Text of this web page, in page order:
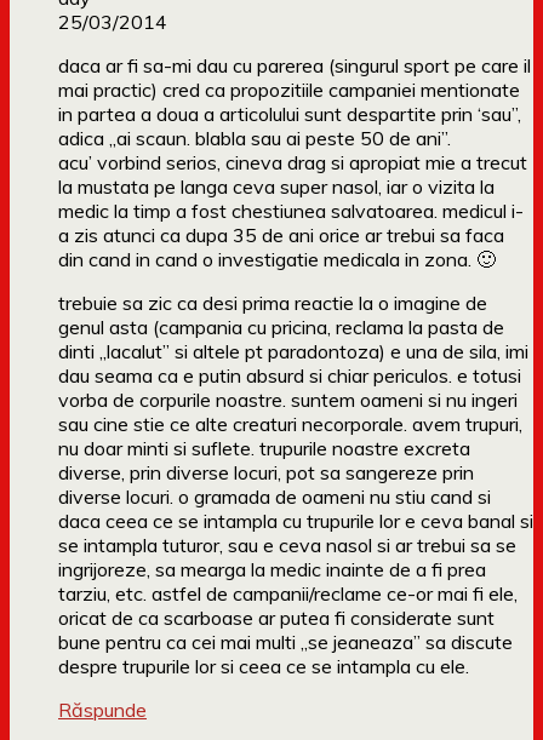
25/03/2014
daca ar fi sa-mi dau cu parerea (singurul sport pe care il
mai practic) cred ca propozitiile campaniei mentionate
in partea a doua a articolului sunt despartite prin ‘sau”,
adica „ai scaun. blabla sau ai peste 50 de ani”.
acu’ vorbind serios, cineva drag si apropiat mie a trecut
la mustata pe langa ceva super nasol, iar o vizita la
medic la timp a fost chestiunea salvatoarea. medicul i-
a zis atunci ca dupa 35 de ani orice ar trebui sa faca
din cand in cand o investigatie medicala in zona. 🙂
trebuie sa zic ca desi prima reactie la o imagine de
genul asta (campania cu pricina, reclama la pasta de
dinti „lacalut” si altele pt paradontoza) e una de sila, imi
dau seama ca e putin absurd si chiar periculos. e totusi
vorba de corpurile noastre. suntem oameni si nu ingeri
sau cine stie ce alte creaturi necorporale. avem trupuri,
nu doar minti si suflete. trupurile noastre excreta
diverse, prin diverse locuri, pot sa sangereze prin
diverse locuri. o gramada de oameni nu stiu cand si
daca ceea ce se intampla cu trupurile lor e ceva banal si
se intampla tuturor, sau e ceva nasol si ar trebui sa se
ingrijoreze, sa mearga la medic inainte de a fi prea
tarziu, etc. astfel de campanii/reclame ce-or mai fi ele,
oricat de ca scarboase ar putea fi considerate sunt
bune pentru ca cei mai multi „se jeaneaza” sa discute
despre trupurile lor si ceea ce se intampla cu ele.
Răspunde